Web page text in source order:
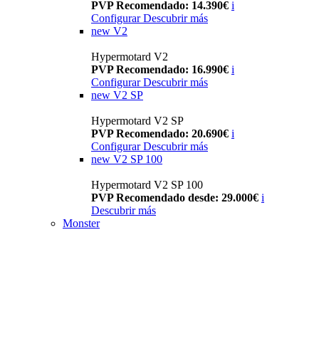
PVP Recomendado: 14.390€ i
Configurar Descubrir más
new V2
Hypermotard V2
PVP Recomendado: 16.990€ i
Configurar Descubrir más
new V2 SP
Hypermotard V2 SP
PVP Recomendado: 20.690€ i
Configurar Descubrir más
new V2 SP 100
Hypermotard V2 SP 100
PVP Recomendado desde: 29.000€ i
Descubrir más
Monster